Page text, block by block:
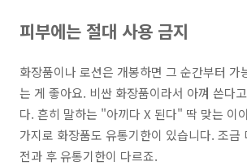
피부에는 절대 사용 금지
화장품이나 로션은 개봉하면 그 순간부터 가
는 게 좋아요. 비싼 화장품이라서 아껴 쓴다
다. 흔히 말하는 "아끼다 X 된다" 딱 맞는 이
가지로 화장품도 유통기한이 있습니다. 조금
전과 후 유통기한이 다르죠.